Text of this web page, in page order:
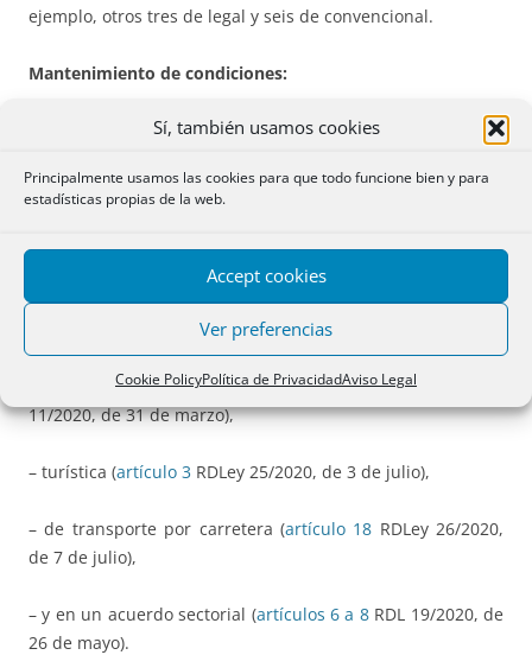
Sí, también usamos cookies
Principalmente usamos las cookies para que todo funcione bien y para
estadísticas propias de la web.
Accept cookies
Ver preferencias
Cookie PolicyPolítica de PrivacidadAviso Legal
ejemplo, otros tres de legal y seis de convencional.
Mantenimiento de condiciones:
D.Tr. única, las siguientes
y
de 2020 y el 4 de febrero de 2021
mantendrán las
condiciones y duración
su día:
– de deuda hipotecaria (artículo. 7RDLey 8/2020, de 17 de
– de créditos sin garantía hipotecara (artículo 21
11/2020, de 31 de marzo),
– turística (artículo 3 RDLey 25/2020, de 3 de julio),
– de transporte por carretera (artículo 18 RDLey 26/2020,
de 7 de julio),
– y en un acuerdo sectorial (artículos 6 a 8RDL 19/2020, de
26 de mayo).